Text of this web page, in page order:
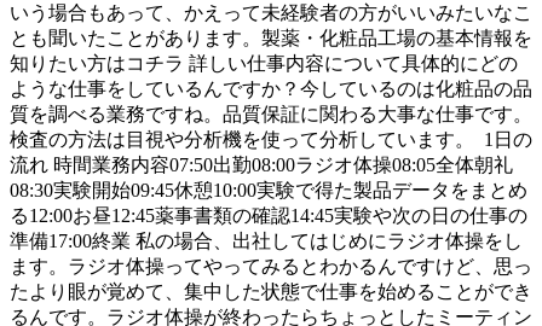
いう場合もあって、かえって未経験者の方がいいみたいなこ
とも聞いたことがあります。製薬・化粧品工場の基本情報を
知りたい方はコチラ 詳しい仕事内容について具体的にどの
ような仕事をしているんですか？今しているのは化粧品の品
質を調べる業務ですね。品質保証に関わる大事な仕事です。
検査の方法は目視や分析機を使って分析しています。 1日の
流れ 時間業務内容07:50出勤08:00ラジオ体操08:05全体朝礼
08:30実験開始09:45休憩10:00実験で得た製品データをまとめ
る12:00お昼12:45薬事書類の確認14:45実験や次の日の仕事の
準備17:00終業 私の場合、出社してはじめにラジオ体操をし
ます。ラジオ体操ってやってみるとわかるんですけど、思っ
たより眼が覚めて、集中した状態で仕事を始めることができ
るんです。ラジオ体操が終わったらちょっとしたミーティン